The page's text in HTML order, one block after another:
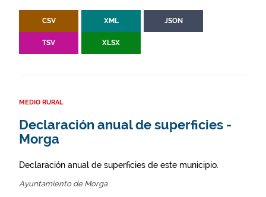
CSV XML JSON
TSV XLSX
MEDIO RURAL
Declaración anual de superficies -
Morga
Declaración anual de superficies de este municipio.
Ayuntamiento de Morga